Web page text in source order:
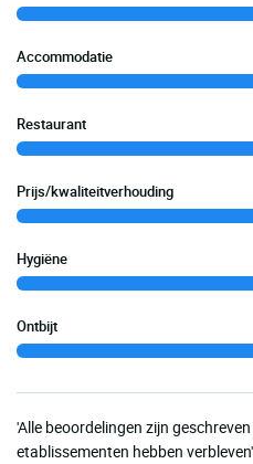
Accommodatie
Restaurant
Prijs/kwaliteitverhouding
Hygiëne
Ontbijt
'Alle beoordelingen zijn
etablissementen hebben verbleven'